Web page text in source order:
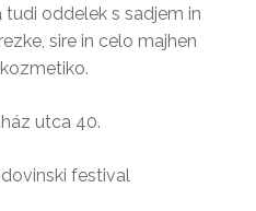
tudi oddelek s sadjem in
sire in celo majhen
utca 40.
festival